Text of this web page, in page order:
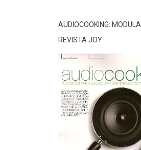
AUDIOCOOKING:
REVISTA JOY